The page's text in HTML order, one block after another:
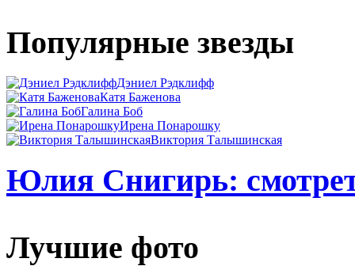
Популярные звезды
Дэниел Рэдклифф
Катя Баженова
Галина Боб
Ирена Понарошку
Виктория Талышинская
Юлия Снигирь:
Лучшие фото